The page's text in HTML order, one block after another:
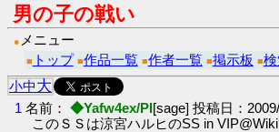
男の子の戦い
● メニュー
■ トップ ■作品一覧 ■作者一覧 ■掲示板 ■
小中大
1 名前： ◆Yafw4ex/PI[sage] 投稿日：
このＳＳは涼宮ハルヒのSS in